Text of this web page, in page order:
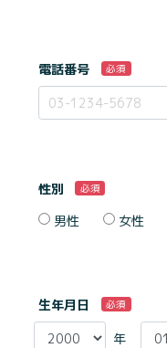
電話番号 必須
性別 必須
男性 女性
生年月日 必須
年